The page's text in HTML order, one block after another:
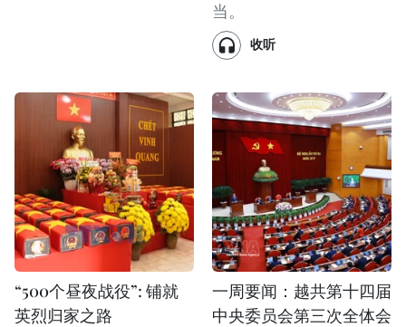
当。
收听
“500个昼夜战役”: 铺就
英烈归家之路
一周要闻：越共第十四届
中央委员会第三次全体会